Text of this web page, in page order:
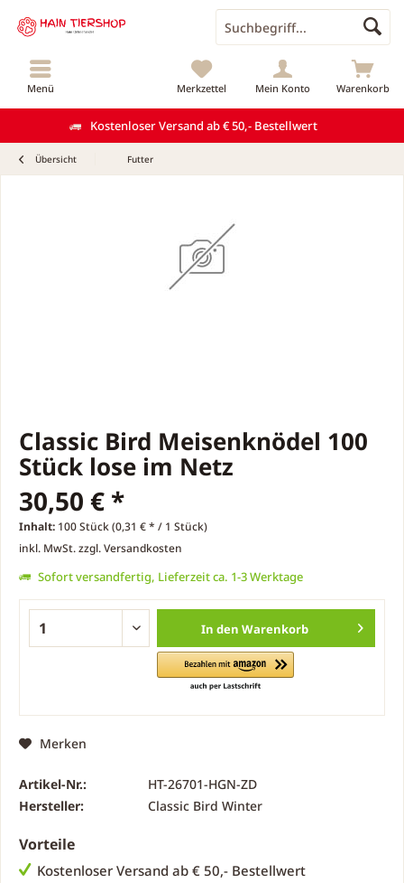
Kostenloser Versand ab € 50,- Bestellwert
Menü Warenkorb
Merkzettel Mein Konto
Übersicht Futter
Classic Bird Meisenknödel 100
Stück lose im Netz
30,50 € *
Inhalt: 100 Stück (0,31 € * / 1 Stück)
inkl. MwSt.zzgl. Versandkosten
Sofort versandfertig, Lieferzeit ca. 1-3 Werktage
In den Warenkorb
Merken
Artikel-Nr.:
HT-26701-HGN-ZD
Hersteller:
Classic Bird Winter
Vorteile
Kostenloser Versand ab € 50,- Bestellwert